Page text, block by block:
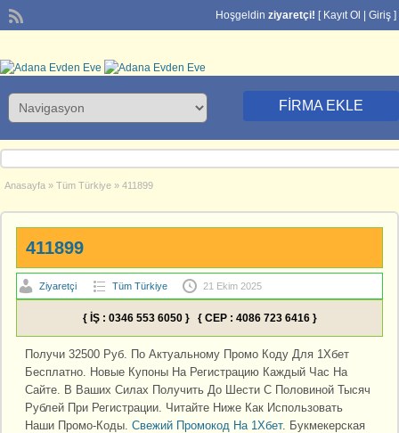
Hoşgeldin ziyaretçi! [ Kayıt Ol Giriş ]
FIRMA EKLE
Anasayfa » Tüm Türkiye » 411899
411899
Ziyaretçi Tüm Türkiye 21 Ekim 2025
{ İŞ : 0346 553 6050 } { CEP : 4086 723 6416 }
Получи 32500 Руб. По Актуальному Промо Коду Для 1Хбет
Бесплатно. Новые Купоны На Регистрацию Каждый Час На
Сайте. В Ваших Силах Получить До Шести С Половиной Тысяч
Рублей При Регистрации. Читайте Ниже Как Использовать
Наши Промо-Коды. Свежий Промокод На 1Хбет. Букмекерская